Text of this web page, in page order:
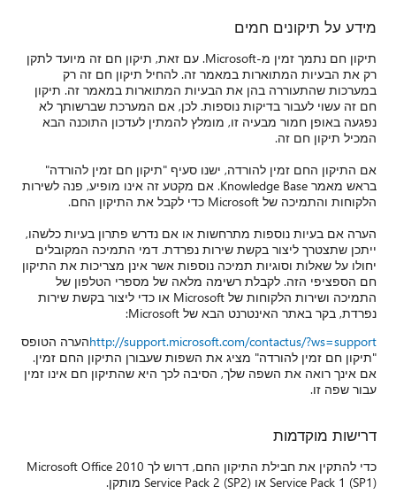
מידע על תיקונים חמים
תיקון חם נתמך זמין מ-Microsoft. עם זאת, תיקון חם זה מיועד לתקן
רק את הבעיות המתוארות במאמר זה. להחיל תיקון חם זה רק
במערכות שהתעוררה בהן את הבעיות המתוארות במאמר זה. תיקון
חם זה עשוי לעבור בדיקות נוספות. לכן, אם המערכת שברשותך לא
נפגעה באופן חמור מבעיה זו, מומלץ להמתין לעדכון התוכנה הבא
המכיל תיקון חם זה.
אם התיקון החם זמין להורדה, ישנו סעיף "תיקון חם זמין להורדה"
בראש מאמר Knowledge Base. אם מקטע זה אינו מופיע, פנה לשירות
הלקוחות והתמיכה של Microsoft כדי לקבל את התיקון החם.
הערה אם בעיות נוספות מתרחשות או אם נדרש פתרון בעיות כלשהו,
ייתכן שתצטרך ליצור בקשת שירות נפרדת. דמי התמיכה המקובלים
יחולו על שאלות וסוגיות תמיכה נוספות אשר אינן מצריכות את התיקון
חם הספציפי הזה. לקבלת רשימה מלאה של מספרי הטלפון של
התמיכה ושירות הלקוחות של Microsoft או כדי ליצור בקשת שירות
נפרדת, בקר באתר האינטרנט הבא של Microsoft:
http://support.microsoft.com/contactus/?ws=supportהערה הטופס
"תיקון חם זמין להורדה" מציג את השפות שעבורן התיקון החם זמין.
אם אינך רואה את השפה שלך, הסיבה לכך היא שהתיקון חם אינו זמין
עבור שפה זו.
דרישות מוקדמות
כדי להתקין את חבילת התיקון החם, דרוש לך Microsoft Office 2010
Service Pack 1 (SP1) או Service Pack 2 (SP2) מותקן.